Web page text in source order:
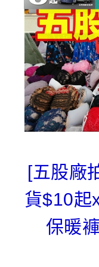
[五股廠
貨$10起
保暖